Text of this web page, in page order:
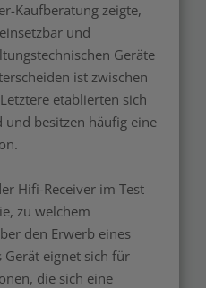
Kaufberatung zeigte,
und
Geräte
ist zwischen
etablierten sich
und besitzen häufig eine
Hifi-Receiver im Test
zu welchem
den Erwerb eines
Gerät eignet sich für
die sich eine